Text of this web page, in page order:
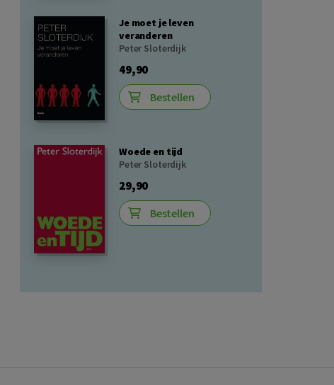
Je moet je leven
veranderen
Peter Sloterdijk
49,90
Bestellen
Woede en tijd
Peter Sloterdijk
29,90
Bestellen